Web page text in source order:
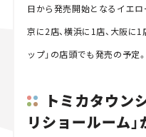
日から発売開始となるイエロ
京に2店、横浜に1店、大阪に
ップ」の店頭でも発売の予定。
トミカタウン
リショールーム